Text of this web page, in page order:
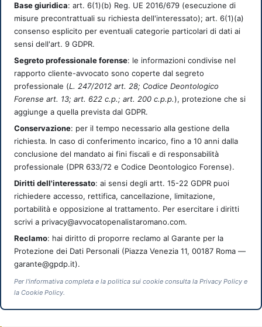
Base giuridica: art. 6(1)(b) Reg. UE 2016/679 (esecuzione di
misure precontrattuali su richiesta dell'interessato); art. 6(1)(a)
consenso esplicito per eventuali categorie particolari di dati ai
sensi dell'art. 9 GDPR.
Segreto professionale forense: le informazioni condivise nel
rapporto cliente-avvocato sono coperte dal segreto
professionale (L. 247/2012 art. 28; Codice Deontologico
Forense art. 13; art. 622 c.p.; art. 200 c.p.p.), protezione che si
aggiunge a quella prevista dal GDPR.
Conservazione: per il tempo necessario alla gestione della
richiesta. In caso di conferimento incarico, fino a 10 anni dalla
conclusione del mandato ai fini fiscali e di responsabilità
professionale (DPR 633/72 e Codice Deontologico Forense).
Diritti dell'interessato: ai sensi degli artt. 15-22 GDPR puoi
richiedere accesso, rettifica, cancellazione, limitazione,
portabilità e opposizione al trattamento. Per esercitare i diritti
scrivi a privacy@avvocatopenalistaromano.com.
Reclamo: hai diritto di proporre reclamo al Garante per la
Protezione dei Dati Personali (Piazza Venezia 11, 00187 Roma —
garante@gpdp.it).
Per l'informativa completa e la politica sui cookie consulta la Privacy Policy e
la Cookie Policy.